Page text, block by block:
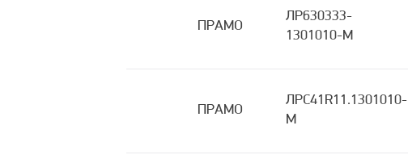
ПРАМО
ЛР630333-
1301010-М
ПРАМО
ЛРC41R11.1301010-
М